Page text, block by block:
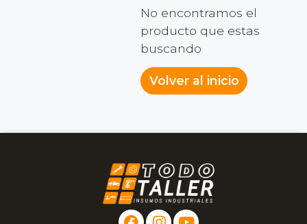
No encontramos el
producto que estas
buscando
Volver al inicio